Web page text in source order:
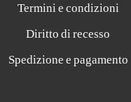
Termini e condizioni
Diritto di recesso
Spedizione e pagamento